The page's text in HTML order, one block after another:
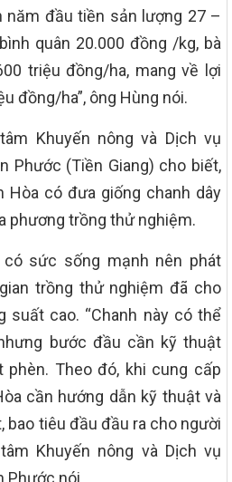
năm đầu tiền sản lượng 27 –
quân 20.000 đồng /kg, bà
triệu đồng/ha, mang về lợi
đồng/ha”, ông Hùng nói.
Khuyến nông và Dịch vụ
Phước (Tiền Giang) cho biết,
Hòa có đưa giống chanh dây
phương trồng thử nghiệm.
có sức sống mạnh nên phát
trồng thử nghiệm đã cho
suất cao. “Chanh này có thể
bước đầu cần kỹ thuật
phèn. Theo đó, khi cung cấp
cần hướng dẫn kỹ thuật và
bao tiêu đầu đầu ra cho người
Khuyến nông và Dịch vụ